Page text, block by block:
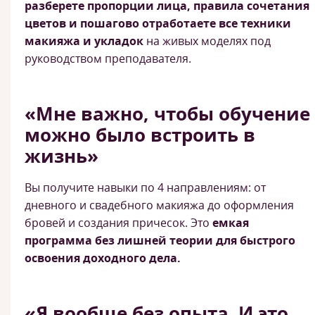
разберете пропорции лица, правила сочетания
цветов и пошагово отработаете все техники
макияжа и укладок на живых моделях под
руководством преподавателя.
«Мне важно, чтобы обучение
можно было встроить в
жизнь»
Вы получите навыки по 4 направлениям: от
дневного и свадебного макияжа до оформления
бровей и создания причесок. Это емкая
программа без лишней теории для быстрого
освоения доходного дела.